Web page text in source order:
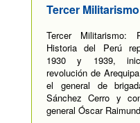
Tercer Militarismo
Tercer Militarismo:
Historia del Perú
1930 y 1939,
revolución de
el general de
Sánchez Cerro y
general Óscar